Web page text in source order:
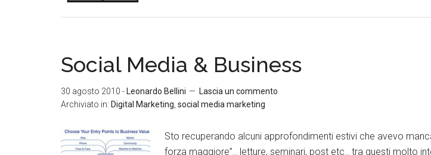
Social Media & Business
30 agosto 2010 - Leonardo Bellini
Lascia un commento
Archiviato in: Digital Marketing social media marketing
Sto recuperando alcuni approfondimenti estivi che avevo
forza maggiore”.. letture, seminari, post etc.. tra questi molto